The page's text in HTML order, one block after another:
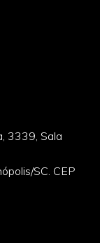
3339, Sala
SC. CEP